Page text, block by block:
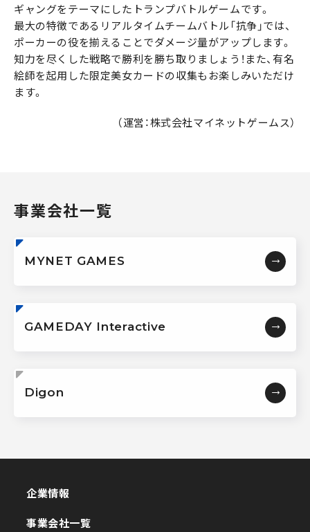
ギャングをテーマにしたトランプバトルゲームです。
最大の特徴であるリアルタイムチームバトル「抗争」では、
ポーカーの役を揃えることでダメージ量がアップします。
知力を尽くした戦略で勝利を勝ち取りましょう！また、有名
絵師を起用した限定美女カードの収集もお楽しみいただけ
ます。
（運営：株式会社マイネットゲームス）
事業会社一覧
MYNET GAMES
GAMEDAY Interactive
Digon
企業情報
事業会社一覧